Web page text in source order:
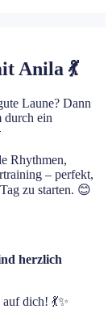
Anila 💃
Laune? Dann
durch ein
Rhythmen,
– perfekt,
zu starten. 😊
herzlich
dich! 💃✨